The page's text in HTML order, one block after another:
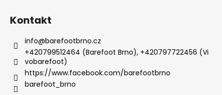
Kontakt
info@barefootbrno.cz
+420799512464 (Barefoot Brno), +420797722456 (Vi
vobarefoot)
https://www.facebook.com/barefootbrno
barefoot_brno